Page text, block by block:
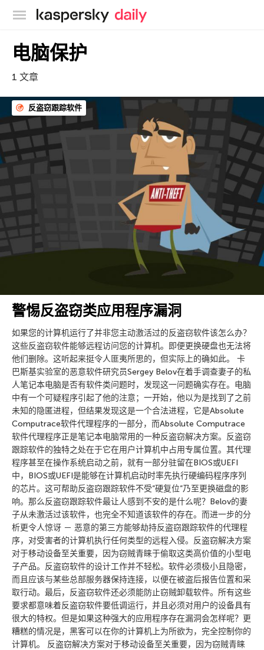
卡巴斯基官方博客
电脑保护
1 文章
反盗窃跟踪软件
警惕反盗窃类应用程序漏洞
如果您的计算机运行了并非您主动激活过的反盗窃软件该怎么办？
这些反盗窃软件能够远程访问您的计算机。即便更换硬盘也无法将
他们删除。这听起来挺令人匪夷所思的，但实际上的确如此。 卡
巴斯基实验室的恶意软件研究员Sergey Belov在着手调查妻子的私
人笔记本电脑是否有软件类问题时，发现这一问题确实存在。电脑
中有一个可疑程序引起了他的注意；一开始，他以为是找到了之前
未知的隐匿进程，但结果发现这是一个合法进程，它是Absolute
Computrace软件代理程序的一部分，而Absolute Computrace
软件代理程序正是笔记本电脑常用的一种反盗窃解决方案。反盗窃
跟踪软件的独特之处在于它在用户计算机中占用专属位置。其代理
程序甚至在操作系统启动之前，就有一部分驻留在BIOS或UEFI
中，BIOS或UEFI是能够在计算机启动时率先执行硬编码程序序列
的芯片。这可帮助反盗窃跟踪软件不受”硬复位”乃至更换磁盘的影
响。那么反盗窃跟踪软件最让人感到不安的是什么呢？Belov的妻
子从未激活过该软件，也完全不知道该软件的存在。而进一步的分
析更令人惊讶 － 恶意的第三方能够劫持反盗窃跟踪软件的代理程
序，对受害者的计算机执行任何类型的远程入侵。反盗窃解决方案
对于移动设备至关重要，因为窃贼青睐于偷取这类高价值的小型电
子产品。反盗窃软件的设计工作并不轻松。软件必须极小且隐密，
而且应该与某些总部服务器保持连接，以便在被盗后报告位置和采
取行动。最后，反盗窃软件还必须能防止窃贼卸载软件。所有这些
要求都意味着反盗窃软件要低调运行，并且必须对用户的设备具有
很大的特权。但是如果这种强大的应用程序存在漏洞会怎样呢？更
糟糕的情况是，黑客可以在你的计算机上为所欲为，完全控制你的
计算机。 反盗窃解决方案对于移动设备至关重要，因为窃贼青睐